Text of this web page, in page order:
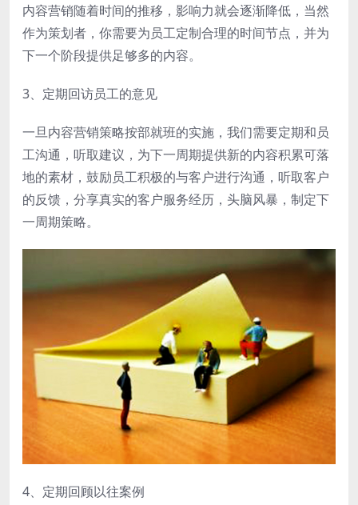
内容营销随着时间的推移，影响力就会逐渐降低，当然
作为策划者，你需要为员工定制合理的时间节点，并为
下一个阶段提供足够多的内容。
3、定期回访员工的意见
一旦内容营销策略按部就班的实施，我们需要定期和员
工沟通，听取建议，为下一周期提供新的内容积累可落
地的素材，鼓励员工积极的与客户进行沟通，听取客户
的反馈，分享真实的客户服务经历，头脑风暴，制定下
一周期策略。
4、定期回顾以往案例